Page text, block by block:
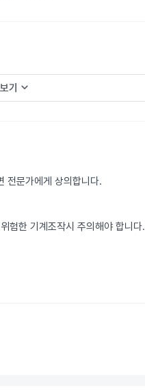
기 keyboard_arrow_down
전문가에게 상의합니다.
험한 기계조작시 주의해야 합니다.